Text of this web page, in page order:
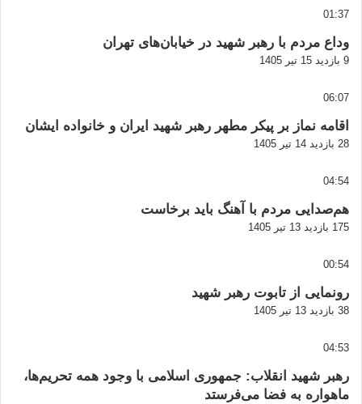
01:37
وداع مردم با رهبر شهید در خیابان‌های تهران
9 بازدید 15 تیر 1405
06:07
اقامه نماز بر پیکر مطهر رهبر شهید ایران و خانواده ایشان
28 بازدید 14 تیر 1405
04:54
هم‌صدایی مردم با آهنگ باید برخاست
175 بازدید 13 تیر 1405
00:54
رونمایی از تابوت رهبر شهید
38 بازدید 13 تیر 1405
04:53
رهبر شهید انقلاب: جمهوری اسلامی با وجود همه تحریم‌ها،
ماهواره به فضا می‌فرستد